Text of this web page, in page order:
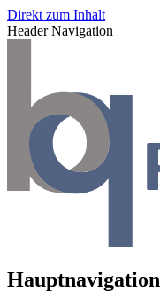
Direkt zum Inhalt
Header Navigation
Hauptnavigation